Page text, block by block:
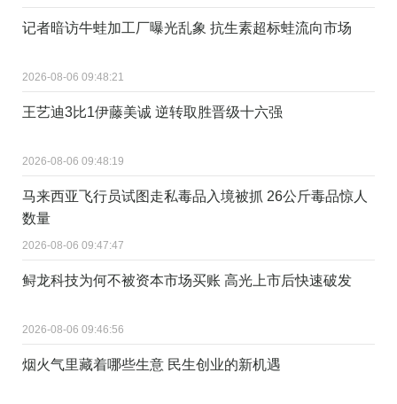
记者暗访牛蛙加工厂曝光乱象 抗生素超标蛙流向市场
2026-08-06 09:48:21
王艺迪3比1伊藤美诚 逆转取胜晋级十六强
2026-08-06 09:48:19
马来西亚飞行员试图走私毒品入境被抓 26公斤毒品惊人
数量
2026-08-06 09:47:47
鲟龙科技为何不被资本市场买账 高光上市后快速破发
2026-08-06 09:46:56
烟火气里藏着哪些生意 民生创业的新机遇